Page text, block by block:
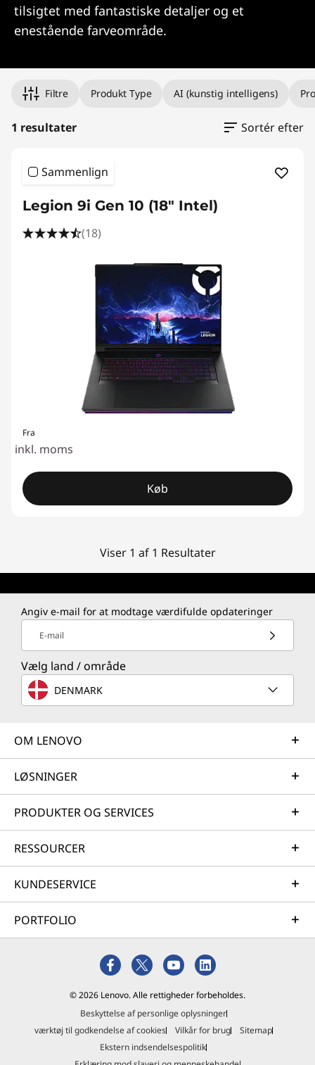
tilsigtet med fantastiske detaljer og et
enestående farveområde.
Filtre Produkt Type AI (kunstig intelligens)
1 resultater Sortér efter
Sammenlign
Legion 9i Gen 10 (18" Intel)
(18)
Fra
inkl. moms
Køb
Viser 1 af 1 Resultater
Angiv e-mail for at modtage værdifulde opdateringer
E-mail
Vælg land / område
DENMARK
OM LENOVO
LØSNINGER
PRODUKTER OG SERVICES
RESSOURCER
KUNDESERVICE
PORTFOLIO
© 2026 Lenovo. Alle rettigheder forbeholdes.
Beskyttelse af personlige oplysninger
værktøj til godkendelse af cookies
Vilkår for brug
Sitemap
Ekstern indsendelsespolitik